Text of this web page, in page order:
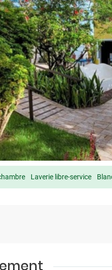
Laverie libre-service